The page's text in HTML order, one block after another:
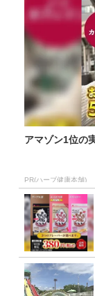
アマゾン1位の
PR(ハーブ健康本舗)